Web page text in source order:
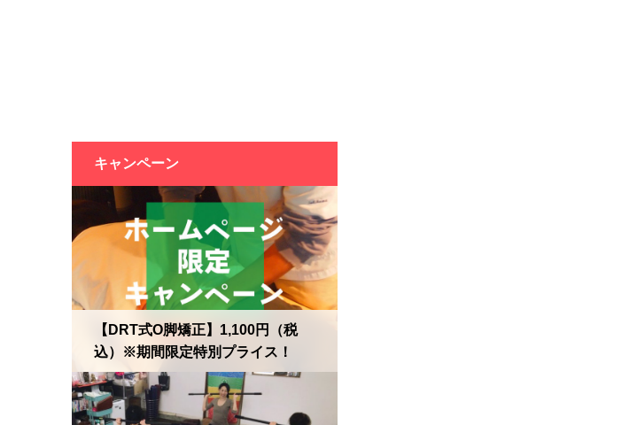
キャンペーン
【DRT式O脚矯正】1,100円（税
込）※期間限定特別プライス！